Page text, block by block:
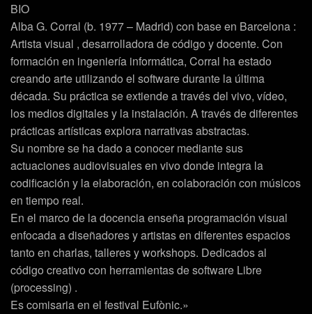
BIO
Alba G. Corral (b. 1977 – Madrid) con base en Barcelona :
Artista visual , desarrolladora de código y docente. Con
formación en ingeniería informática, Corral ha estado
creando arte utilizando el software durante la última
década. Su práctica se extiende a través del vivo, vídeo,
los medios digitales y la instalación. A través de diferentes
prácticas artísticas explora narrativas abstractas.
Su nombre se ha dado a conocer mediante sus
actuaciones audiovisuales en vivo donde integra la
codificación y la elaboración, en colaboración con músicos
en tiempo real.
En el marco de la docencia enseña programación visual
enfocada a diseñadores y artistas en diferentes espacios
tanto en charlas, talleres y workshops. Dedicados al
código creativo con herramientas de software Libre
(processing) .
Es comisaria en el festival Eufònic.»